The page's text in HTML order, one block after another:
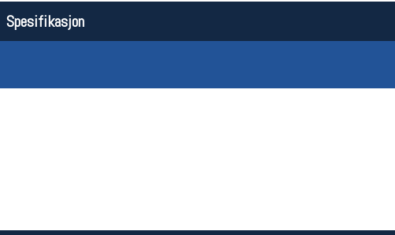
Spesifikasjon
Åpningstider butikk